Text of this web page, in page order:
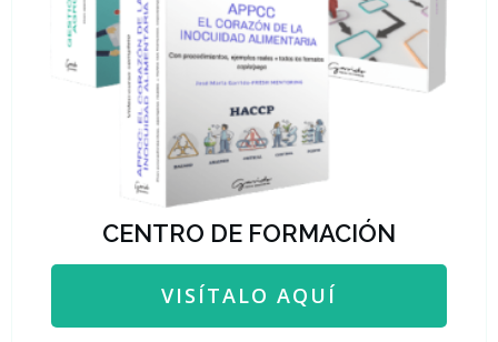
CENTRO DE FORMACIÓN
VISÍTALO AQUÍ